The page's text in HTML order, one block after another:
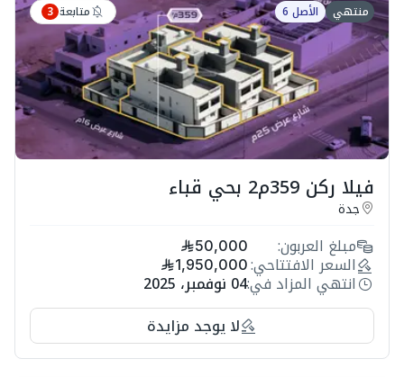
منتهي الأصل 6 متابعة 3
فيلا ركن 359م2 بحي قباء
جدة
مبلغ العربون: 50,000
السعر الافتتاحي: 1,950,000
انتهي المزاد في:04 نوفمبر، 2025
لا يوجد مزايدة